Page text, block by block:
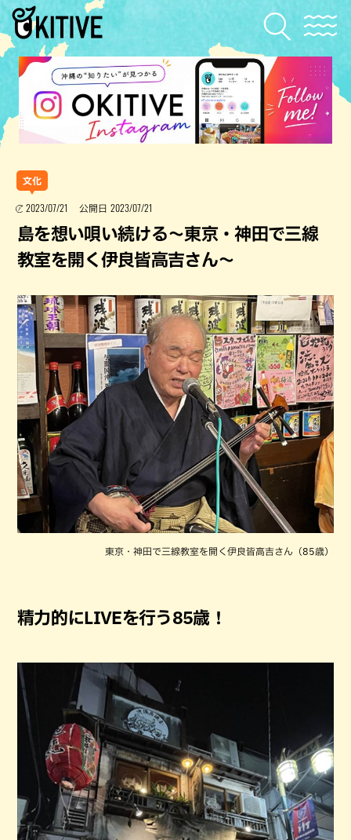
文化
2023/07/21 公開日 2023/07/21
島を想い唄い続ける～東京・神田で三線
教室を開く伊良皆高吉さん～
東京・神田で三線教室を開く伊良皆高吉さん（85歳）
精力的にLIVEを行う85歳！